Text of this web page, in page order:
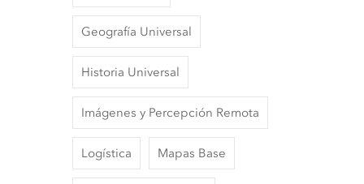
Geografía Universal
Historia Universal
Imágenes y Percepción Remota
Logística Mapas Base